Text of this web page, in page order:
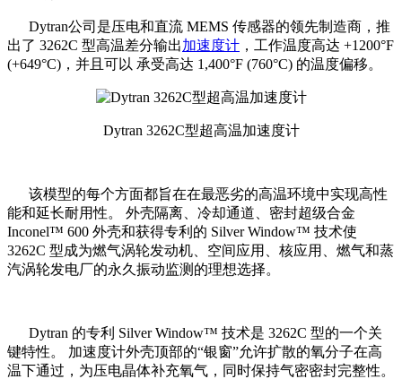
Dytran公司是压电和直流 MEMS 传感器的领先制造商，推
出了 3262C 型高温差分输出加速度计 ，工作温度高达 +1200°F
(+649°C)，并且可以 承受高达 1,400°F (760°C) 的温度偏移。
Dytran 3262C型超高温加速度计
该模型的每个方面都旨在在最恶劣的高温环境中实现高性
能和延长耐用性。 外壳隔离、冷却通道、密封超级合金
Inconel™ 600 外壳和获得专利的 Silver Window™ 技术使
3262C 型成为燃气涡轮发动机、空间应用、核应用、燃气和蒸
汽涡轮发电厂的永久振动监测的理想选择。
Dytran 的专利 Silver Window™ 技术是 3262C 型的一个关
键特性。 加速度计外壳顶部的“银窗”允许扩散的氧分子在高
温下通过，为压电晶体补充氧气，同时保持气密密封完整性。